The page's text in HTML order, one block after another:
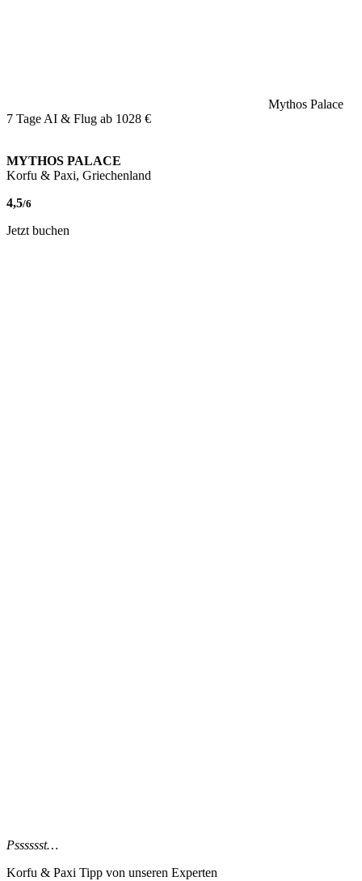
Mythos Palace
7 Tage AI & Flug ab 1028 €
MYTHOS PALACE
Korfu & Paxi, Griechenland
4,5/6
Jetzt buchen
Psssssst…
Korfu & Paxi Tipp von unseren Experten